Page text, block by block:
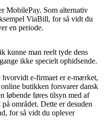
MobilePay. Som alternativ
ViaBill, for så vidt du
en periode.
kunne man reelt tyde dens
ikke specielt ophidsende.
e-firmaet er e-mærket,
butikken forsvarer dansk
løbende føres tilsyn med af
området. Dette er desuden
for så vidt du oplever